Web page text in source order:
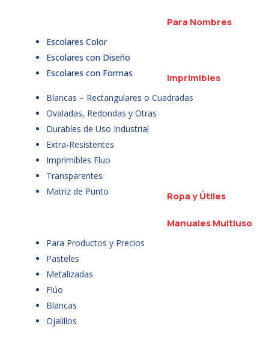
Para Nombres
Escolares Color
Escolares con Diseño
Escolares con Formas
Imprimibles
Blancas – Rectangulares o Cuadradas
Ovaladas, Redondas y Otras
Durables de Uso Industrial
Extra-Resistentes
Imprimibles Fluo
Transparentes
Matriz de Punto
Ropa y Útiles
Manuales Multiuso
Para Productos y Precios
Pasteles
Metalizadas
Flúo
Blancas
Ojalillos